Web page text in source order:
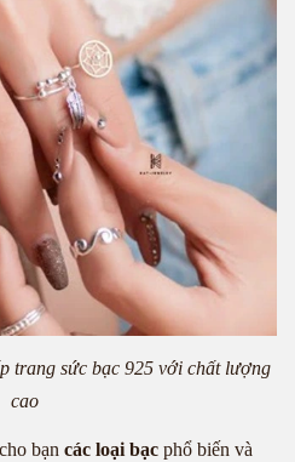
trang sức bạc 925 với chất lượng
cao
bạn các loại bạc phổ biến và